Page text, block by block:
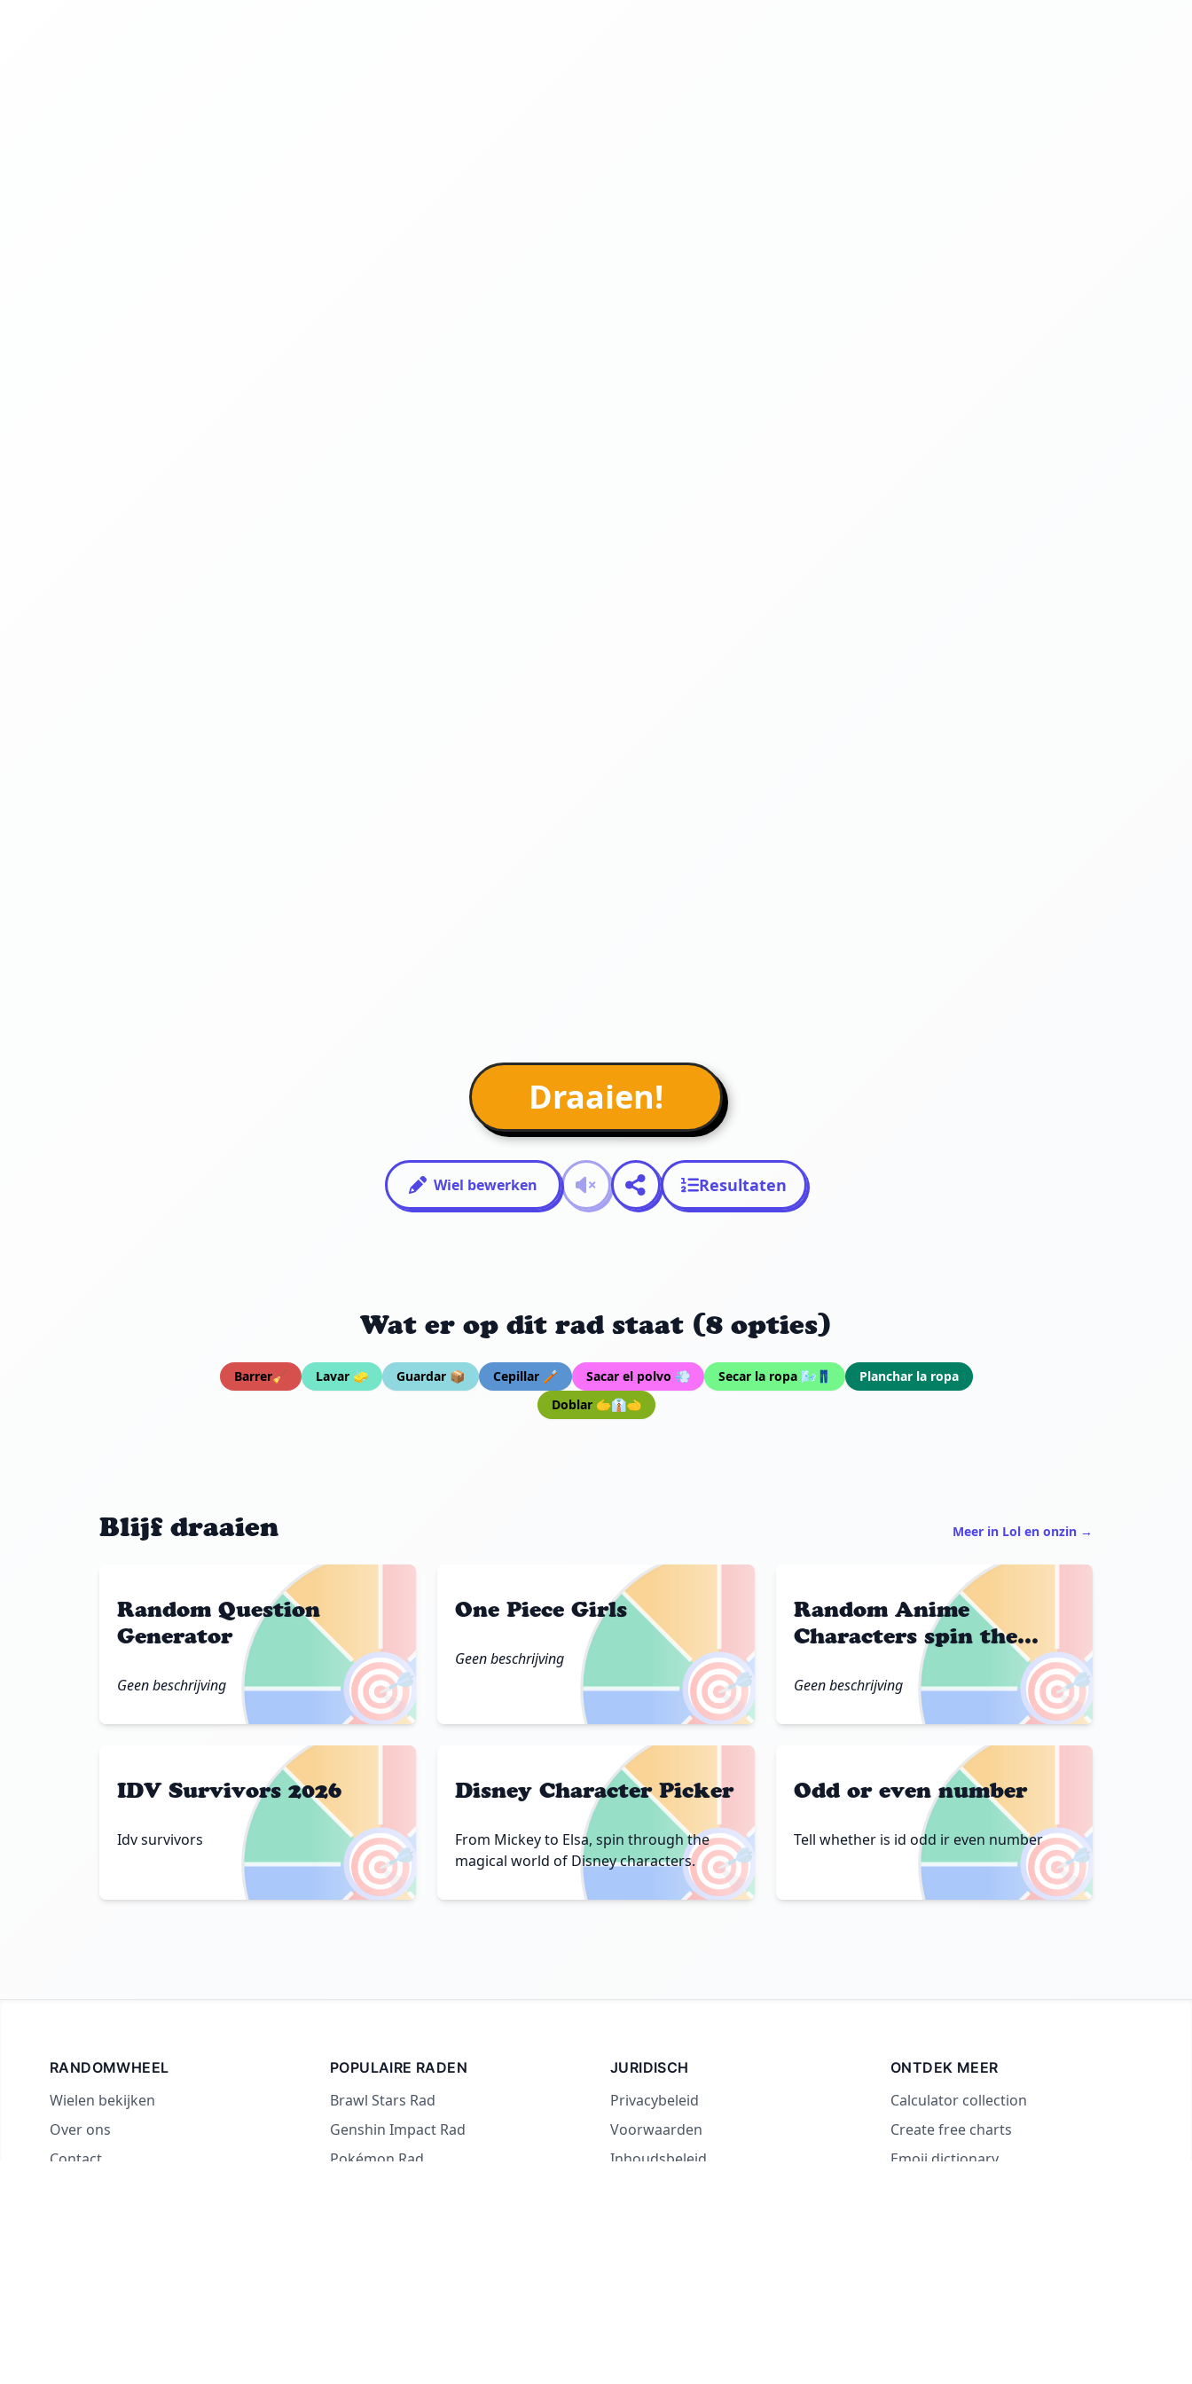
Draaien!
Wiel bewerken Resultaten
Wat er op dit rad staat (8 opties)
Barrer🧹 Lavar 🧽 Guardar 📦 Cepillar 🪥 Sacar el polvo 💨 Secar la ropa 🌬️👖
Planchar la ropa
Doblar 🫱👔🫲
Blijf draaien Meer in Lol en onzin →
🎯
Random Question
Generator
Geen beschrijving 🎯
One Piece Girls
Geen beschrijving 🎯
Random Anime
Characters spin the
Geen beschrijving
🎯
IDV Survivors 2026
Idv survivors 🎯
Disney Character Picker
From Mickey to Elsa, spin through the
magical world of Disney characters.
🎯
Odd or even number
Tell whether is id odd ir even number
RANDOMWHEEL
Wielen bekijken
Over ons
Contact
POPULAIRE RADEN
Brawl Stars Rad
Genshin Impact Rad
Pokémon Rad
JURIDISCH
Privacybeleid
Voorwaarden
Inhoudsbeleid
ONTDEK MEER
Calculator collection
Create free charts
Emoji dictionary